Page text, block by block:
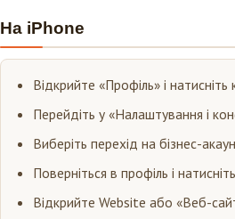
На iPhone
Відкрийте «Профіль» і
Перейдіть у «Налаштування і
Виберіть перехід на бізнес-
Поверніться в профіль і
Відкрийте Website або «Веб-